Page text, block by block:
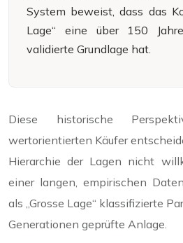
System beweist, dass das
Lage“ eine über 150
validierte Grundlage hat.
Diese historische
wertorientierten Käufer
Hierarchie der Lagen nicht
einer langen, empirischen
als „Grosse Lage“ klassifizierte
Generationen geprüfte Anlage.